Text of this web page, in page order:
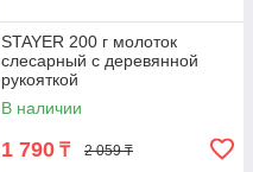
STAYER 200 г молоток
слесарный с деревянной
рукояткой
В наличии
1 790 ₸ 2 059 ₸